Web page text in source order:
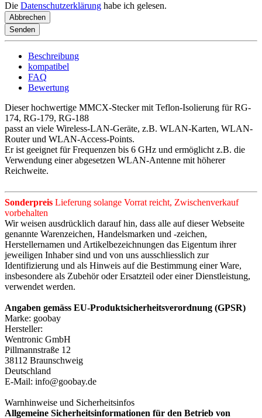
Die Datenschutzerklärung habe ich gelesen.
Abbrechen
Senden
Beschreibung
kompatibel
FAQ
Bewertung
Dieser hochwertige MMCX-Stecker mit Teflon-Isolierung für RG-
174, RG-179, RG-188
passt an viele Wireless-LAN-Geräte, z.B. WLAN-Karten, WLAN-
Router und WLAN-Access-Points.
Er ist geeignet für Frequenzen bis 6 GHz und ermöglicht z.B. die
Verwendung einer abgesetzen WLAN-Antenne mit höherer
Reichweite.
Sonderpreis Lieferung solange Vorrat reicht, Zwischenverkauf
vorbehalten
Wir weisen ausdrücklich darauf hin, dass alle auf dieser Webseite
genannte Warenzeichen, Handelsmarken und -zeichen,
Herstellernamen und Artikelbezeichnungen das Eigentum ihrer
jeweiligen Inhaber sind und von uns ausschliesslich zur
Identifizierung und als Hinweis auf die Bestimmung einer Ware,
insbesondere als Zubehör oder Ersatzteil oder einer Dienstleistung,
verwendet werden.
Angaben gemäss EU-Produktsicherheitsverordnung (GPSR)
Marke: goobay
Hersteller:
Wentronic GmbH
Pillmannstraße 12
38112 Braunschweig
Deutschland
E-Mail: info@goobay.de
Warnhinweise und Sicherheitsinfos
Allgemeine Sicherheitsinformationen für den Betrieb von